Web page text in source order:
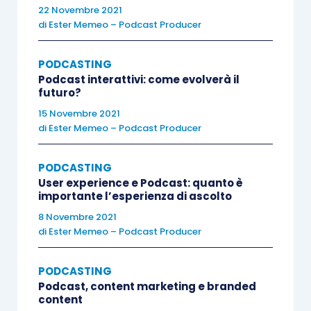
fruizione dei nostri contenuti diversa è più
ingaggiante.
22 Novembre 2021
di Ester Memeo – Podcast Producer
PODCASTING
Podcast interattivi: come evolverà il
futuro?
15 Novembre 2021
di Ester Memeo – Podcast Producer
PODCASTING
User experience e Podcast: quanto è
importante l’esperienza di ascolto
8 Novembre 2021
di Ester Memeo – Podcast Producer
PODCASTING
Podcast, content marketing e branded
content